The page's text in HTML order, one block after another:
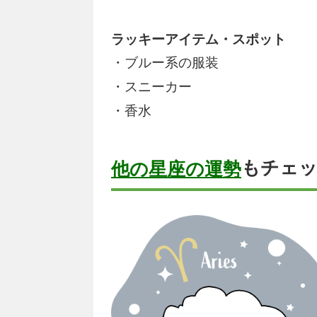
ラッキーアイテム・スポット
・ブルー系の服装
・スニーカー
・香水
他の星座の運勢もチェ